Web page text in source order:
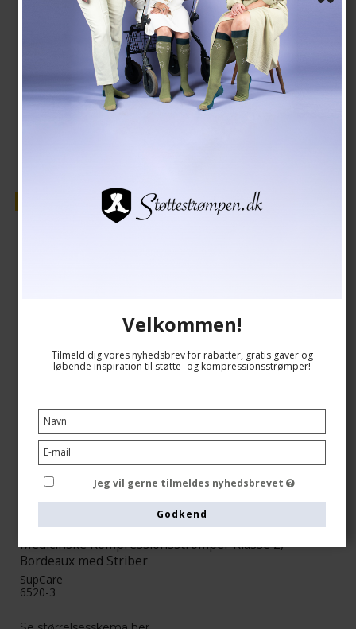
209,00 DKK
177,00 DKK
Vis produkt
Medicinske Kompressionsstrømper Klasse 2,
Bordeaux med Striber
SupCare
6520-3
Velkommen!
Tilmeld dig vores nyhedsbrev for rabatter, gratis gaver og
løbende inspiration til støtte- og kompressionsstrømper!
Jeg vil gerne tilmeldes nyhedsbrevet
Godkend